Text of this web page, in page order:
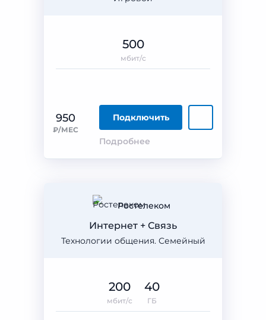
950
₽/МЕС
Подключить
Подробнее
500
мбит/с
Ростелеком
Технологии общения. Семейный
Интернет + Связь
200
мбит/с
40
ГБ